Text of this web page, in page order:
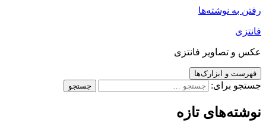
رفتن به نوشته‌ها
فانتزی
عکس و تصاویر فانتزی
فهرست و ابزارک‌ها
جستجو برای:
نوشته‌های تازه